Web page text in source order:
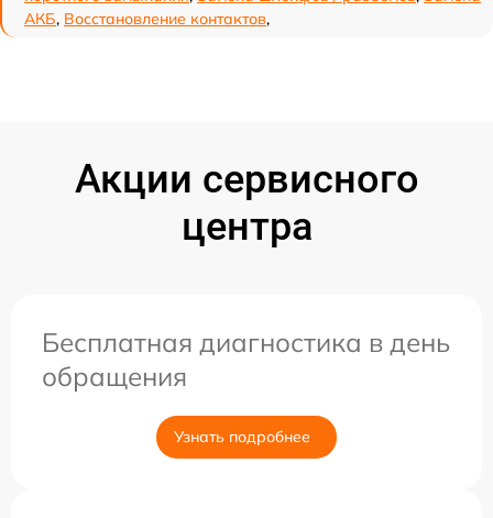
АКБ, Восстановление контактов,
Акции сервисного
центра
Бесплатная диагностика в день
обращения
Узнать подробнее